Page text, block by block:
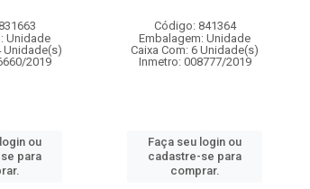
Unidade
Unidade(s)
2019
ou
para
Código: 841364
Embalagem: Unidade
Caixa Com: 6 Unidade(s)
Inmetro: 008777/2019
Faça seu login ou
cadastre-se para
comprar.